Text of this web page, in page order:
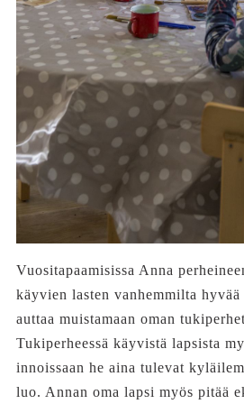
Vuositapaamisissa Anna
käyvien lasten vanhemmilta
auttaa muistamaan oman
Tukiperheessä käyvistä lapsista
innoissaan he aina tulevat
luo. Annan oma lapsi myös pitää